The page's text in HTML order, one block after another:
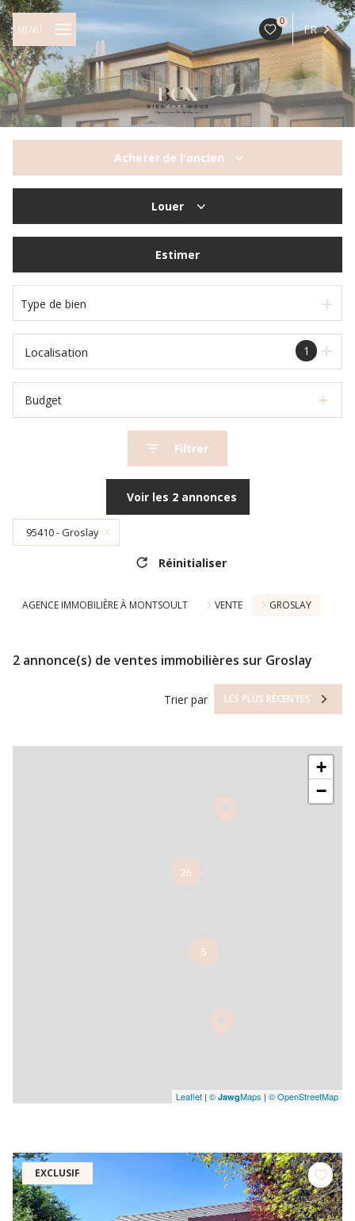
0
FR
MENU
Acheter de l'ancien
Louer
Estimer
Type de bien
1
Localisation
Budget
Filtrer
Voir les 2annonces
95410 - Groslay
Réinitialiser
AGENCE IMMOBILIÈRE À MONTSOULT VENTE GROSLAY
2 annonce(s) de ventes immobilières sur Groslay
Trier par LES PLUS RÉCENTES
5
26
+
−
Leaflet | © JawgMaps | © OpenStreetMap
EXCLUSIF